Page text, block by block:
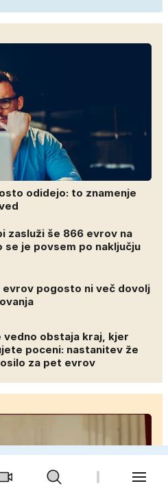
odidejo: to znamenje
zasluži še 866 evrov na
se je povsem po naključju
pogosto ni več dovolj
vedno obstaja kraj, kjer
poceni: nastanitev že
za pet evrov